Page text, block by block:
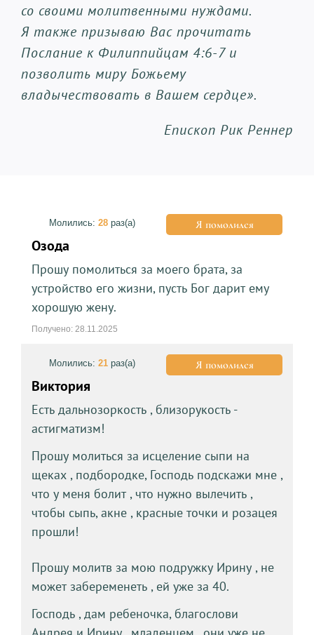
со своими молитвенными нуждами.
Я также призываю Вас прочитать
Послание к Филиппийцам 4:6-7 и
позволить миру Божьему
владычествовать в Вашем сердце».
Епископ Рик Реннер
Я помолился
Молились: 28раз(а)
Озода
Прошу помолиться за моего брата, за
устройство его жизни, пусть Бог дарит ему
хорошую жену.
Получено: 28.11.2025
Я помолился
Молились: 21раз(а)
Виктория
Есть дальнозоркость , близорукость -
астигматизм!
Прошу молиться за исцеление сыпи на
щеках , подбородке, Господь подскажи мне ,
что у меня болит , что нужно вылечить ,
чтобы сыпь, акне , красные точки и розацея
прошли!
Прошу молитв за мою подружку Ирину , не
может забеременеть , ей уже за 40.
Господь , дам ребеночка, благослови